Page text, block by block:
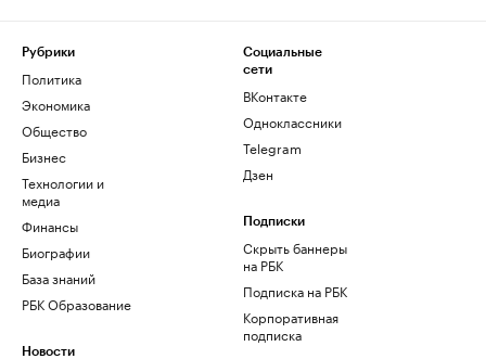
Рубрики
Политика
Экономика
Общество
Бизнес
Технологии и
медиа
Финансы
Биографии
База знаний
РБК Образование
Новости
Социальные
сети
ВКонтакте
Одноклассники
Telegram
Дзен
Подписки
Скрыть баннеры
на РБК
Подписка на РБК
Корпоративная
подписка